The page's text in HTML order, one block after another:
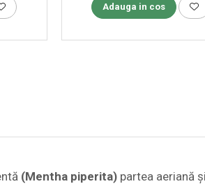
Adauga in cos
(Mentha piperita)partea aeriană